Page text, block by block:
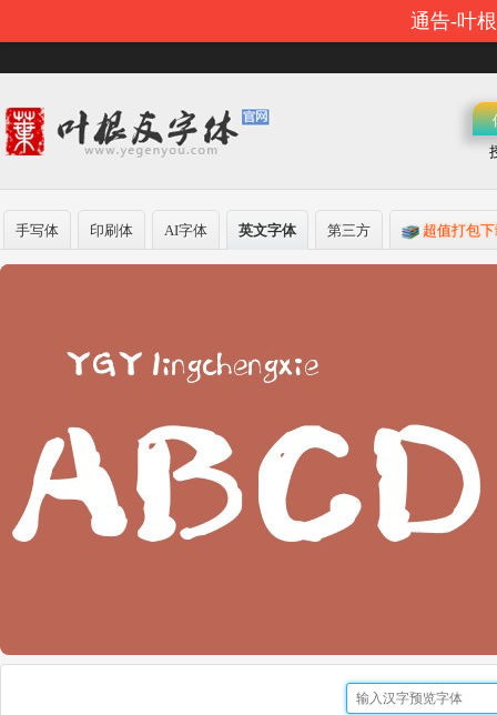
通告-叶
手写体 印刷体 AI字体 英文字体 第三方 超值打包